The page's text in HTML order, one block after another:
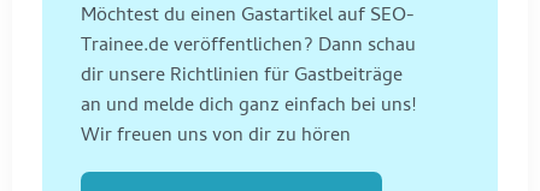
Möchtest du einen Gastartikel auf SEO-
Trainee.de veröffentlichen? Dann schau
dir unsere Richtlinien für Gastbeiträge
an und melde dich ganz einfach bei uns!
Wir freuen uns von dir zu hören